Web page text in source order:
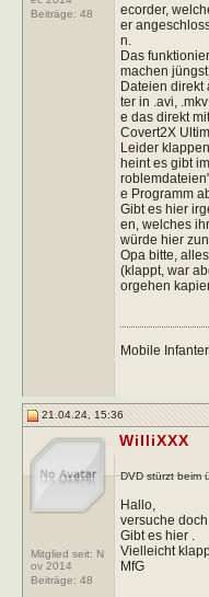
Beiträge: 48
ecorder,
er
n.
Das
machen
Dateien direkt
ter in .avi,
e das direkt
Covert2X
Leider
heint es gibt
e Programm
Gibt es hier
en, welches
würde hier
Opa bitte,
(klappt, war
orgehen
Mobile
21.04.24, 15:36
Mitglied seit: N
ov 2014
Beiträge: 48
WilliXXX
DVD stürzt beim
Hallo,
versuche
Gibt es hier .
Vielleicht
MfG